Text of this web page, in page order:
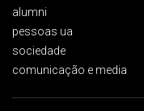
alumni
pessoas ua
sociedade
comunicação e media